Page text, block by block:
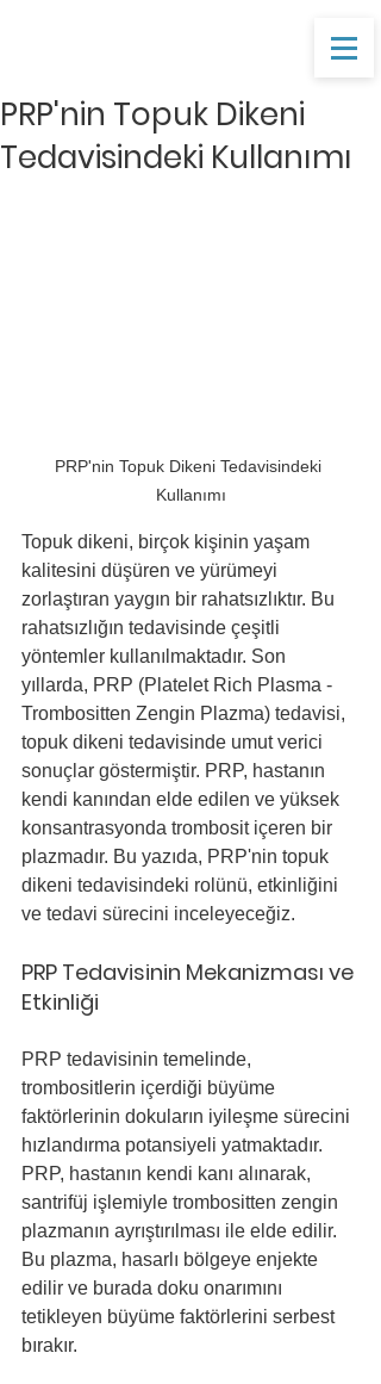
PRP'nin Topuk Dikeni
Tedavisindeki Kullanımı
PRP'nin Topuk Dikeni Tedavisindeki
Kullanımı
Topuk dikeni, birçok kişinin yaşam
kalitesini düşüren ve yürümeyi
zorlaştıran yaygın bir rahatsızlıktır. Bu
rahatsızlığın tedavisinde çeşitli
yöntemler kullanılmaktadır. Son
yıllarda, PRP (Platelet Rich Plasma -
Trombositten Zengin Plazma) tedavisi,
topuk dikeni tedavisinde umut verici
sonuçlar göstermiştir. PRP, hastanın
kendi kanından elde edilen ve yüksek
konsantrasyonda trombosit içeren bir
plazmadır. Bu yazıda, PRP'nin topuk
dikeni tedavisindeki rolünü, etkinliğini
ve tedavi sürecini inceleyeceğiz.
PRP Tedavisinin Mekanizması ve
Etkinliği
PRP tedavisinin temelinde,
trombositlerin içerdiği büyüme
faktörlerinin dokuların iyileşme sürecini
hızlandırma potansiyeli yatmaktadır.
PRP, hastanın kendi kanı alınarak,
santrifüj işlemiyle trombositten zengin
plazmanın ayrıştırılması ile elde edilir.
Bu plazma, hasarlı bölgeye enjekte
edilir ve burada doku onarımını
tetikleyen büyüme faktörlerini serbest
bırakır.